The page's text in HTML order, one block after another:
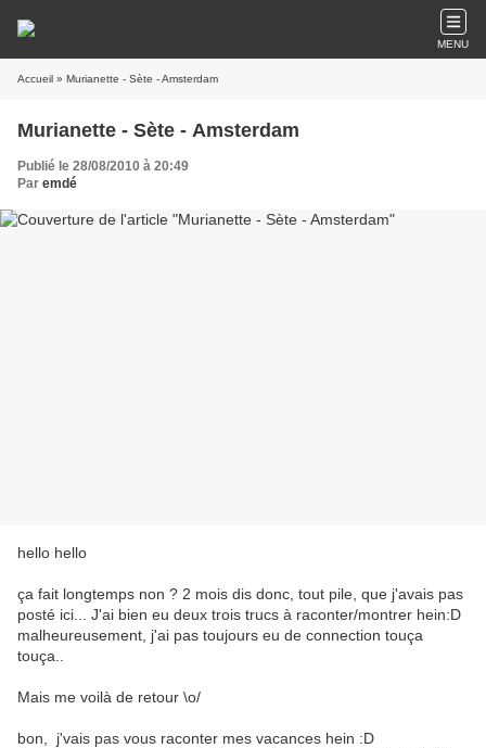
MENU
Accueil » Murianette - Sète - Amsterdam
Murianette - Sète - Amsterdam
Publié le 28/08/2010 à 20:49
Par emdé
hello hello
ça fait longtemps non ? 2 mois dis donc, tout pile, que j'avais pas
posté ici... J'ai bien eu deux trois trucs à raconter/montrer hein:D
malheureusement, j'ai pas toujours eu de connection touça
touça..
Mais me voilà de retour \o/
bon, j'vais pas vous raconter mes vacances hein :D